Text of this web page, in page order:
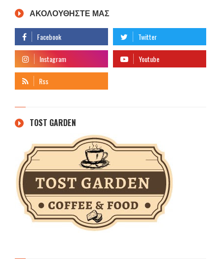
ΑΚΟΛΟΥΘΗΣΤΕ ΜΑΣ
TOST GARDEN